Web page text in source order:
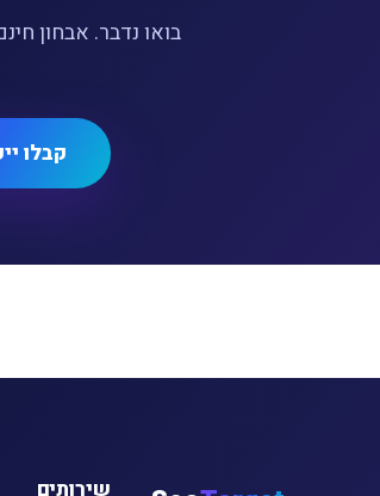
בואו נדבר. אבחון
קבלו
שירותים